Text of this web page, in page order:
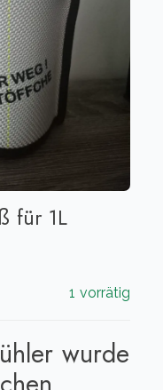
für 1L
1 vorrätig
wurde